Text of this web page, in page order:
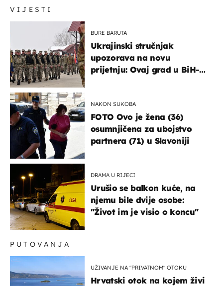
VIJESTI
BURE BARUTA
Ukrajinski stručnjak
upozorava na novu
prijetnju: Ovaj grad u BiH-u
NAKON SUKOBA
FOTO Ovo je žena (36)
osumnjičena za ubojstvo
partnera (71) u Slavoniji
DRAMA U RIJECI
Urušio se balkon kuće, na
njemu bile dvije osobe:
"Život im je visio o koncu"
PUTOVANJA
UŽIVANJE NA "PRIVATNOM" OTOKU
Hrvatski otok na kojem živi